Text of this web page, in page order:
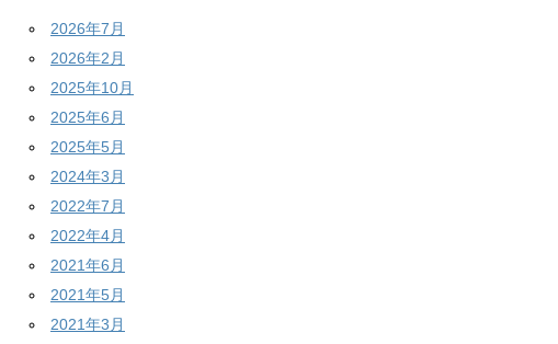
2026年7月
2026年2月
2025年10月
2025年6月
2025年5月
2024年3月
2022年7月
2022年4月
2021年6月
2021年5月
2021年3月